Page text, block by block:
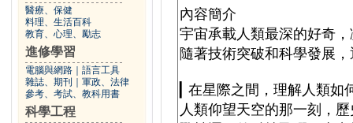
醫療、保健
料理、生活百科
教育、心理、勵志
進修學習
電腦與網路
語言工具
雜誌、期刊
軍政、法律
參考、考試、教科用書
科學工程